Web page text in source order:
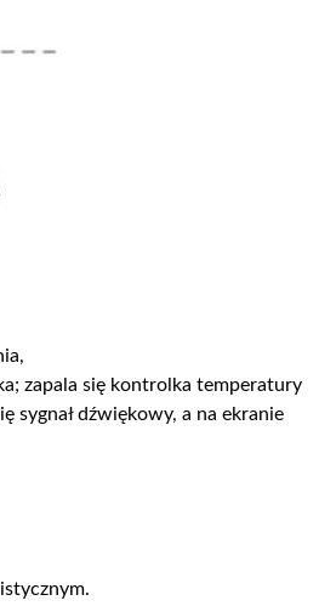
zapala się kontrolka temperatury
sygnał dźwiękowy, a na ekranie